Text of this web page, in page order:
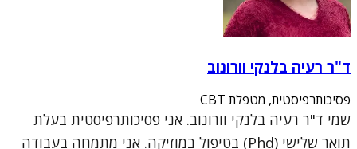
ד"ר רעיה בלנקי וורונוב
פסיכותרפיסטית, מטפלת CBT
שמי ד"ר רעיה בלנקי וורונוב. אני פסיכותרפיסטית בעלת
תואר שלישי (Phd) בטיפול במוזיקה. אני מתמחה בעבודה